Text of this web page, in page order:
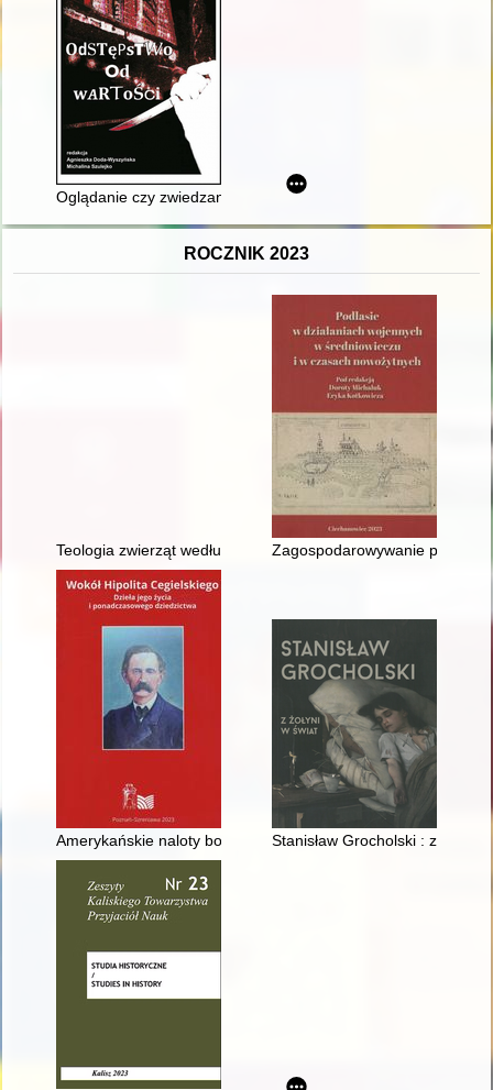
Oglądanie czy zwiedzanie? : "Człowiek na torze", 1956
ROCZNIK 2023
Teologia zwierząt według Reymonta = Animal theology
Zagospodarowywanie
Amerykańskie naloty bombowe na Poznań w 1944 roku
Stanisław Grocholski : z